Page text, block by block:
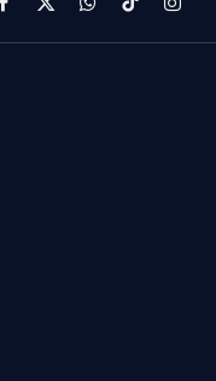
Facebook
X
(Twitter)
WhatsApp
TikTok